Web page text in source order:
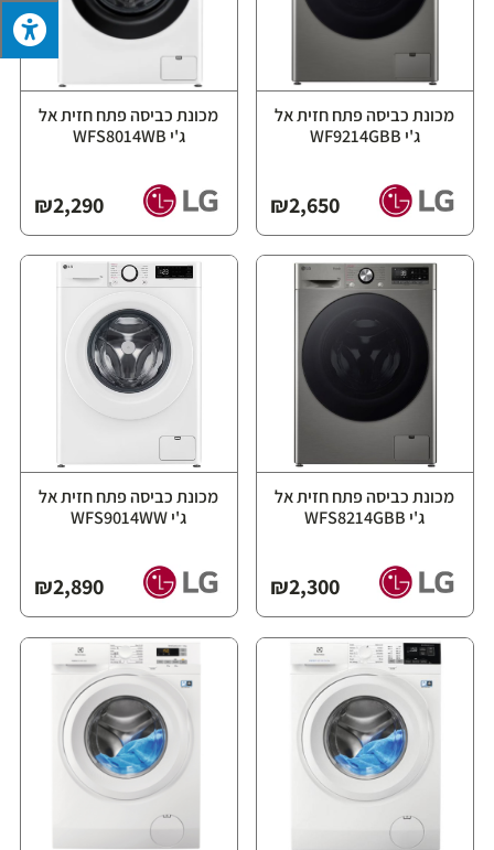
מכונת כביסה פתח חזית אל
ג'י WF9214GBB
₪2,650
מכונת כביסה פתח חזית אל
ג'י WFS8014WB
₪2,290
מכונת כביסה פתח חזית אל
ג'י WFS8214GBB
₪2,300
מכונת כביסה פתח חזית אל
ג'י WFS9014WW
₪2,890